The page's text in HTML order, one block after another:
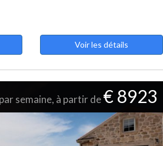
Voir les détails
par semaine, à partir de€ 8923